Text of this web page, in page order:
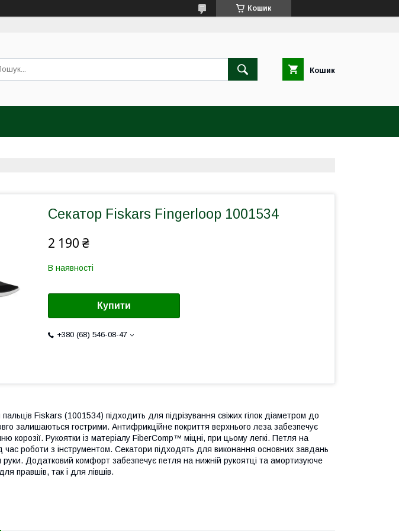
Кошик
Кошик
Секатор Fiskars Fingerloop 1001534
2 190 ₴
В наявності
Купити
+380 (68) 546-08-47
Fiskars (1001534) підходить для підрізування свіжих гілок діаметром до
залишаються гострими. Антифрикційне покриття верхнього леза забезпечує
корозії. Рукоятки із матеріалу FiberComp™ міцні, при цьому легкі. Петля на
час роботи з інструментом. Секатори підходять для виконання основних завдань
Додатковий комфорт забезпечує петля на нижній рукоятці та амортизуюче
правшів, так і для лівшів.